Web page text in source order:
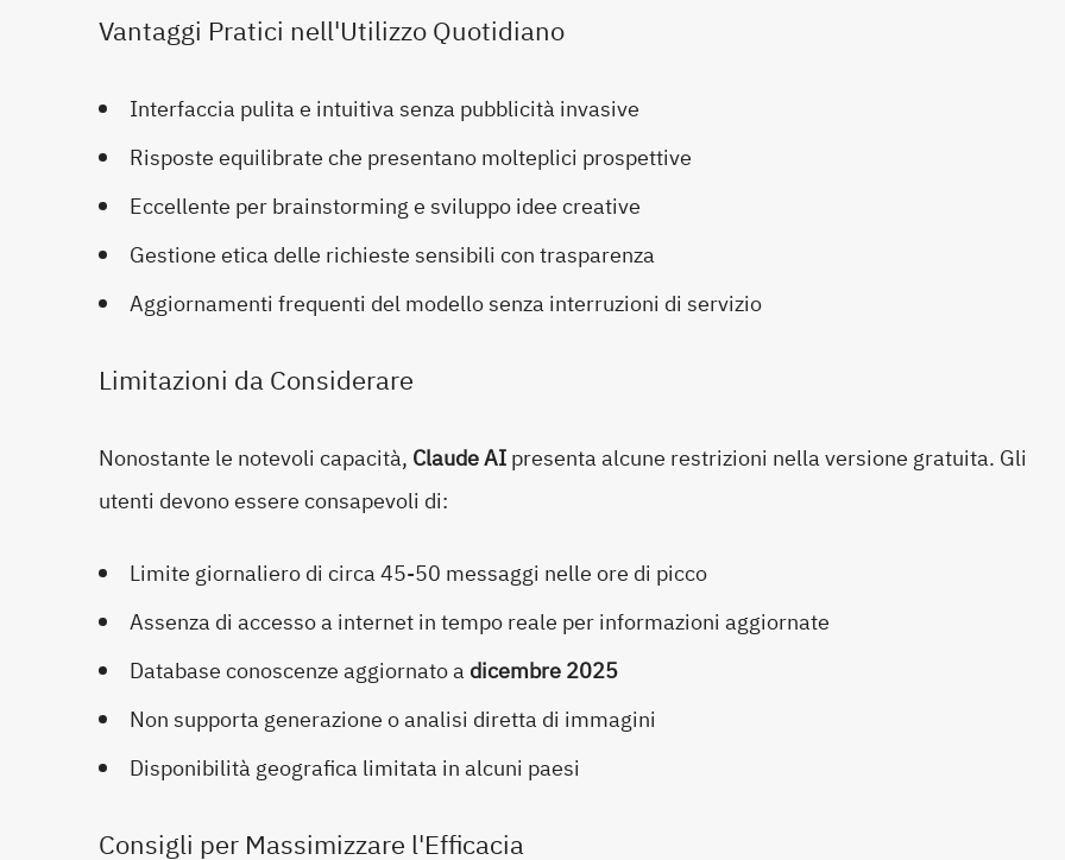
Vantaggi Pratici nell'Utilizzo Quotidiano
Interfaccia pulita e intuitiva senza pubblicità invasive
Risposte equilibrate che presentano molteplici prospettive
Eccellente per brainstorming e sviluppo idee creative
Gestione etica delle richieste sensibili con trasparenza
Aggiornamenti frequenti del modello senza interruzioni di servizio
Limitazioni da Considerare
Nonostante le notevoli capacità, Claude AIpresenta alcune restrizioni nella versione gratuita. Gli
utenti devono essere consapevoli di:
Limite giornaliero di circa 45-50 messaggi nelle ore di picco
Assenza di accesso a internet in tempo reale per informazioni aggiornate
Database conoscenze aggiornato a dicembre 2025
Non supporta generazione o analisi diretta di immagini
Disponibilità geografica limitata in alcuni paesi
Consigli per Massimizzare l'Efficacia